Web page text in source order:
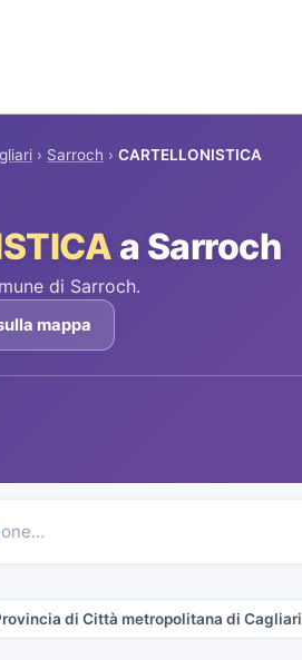
› Sarroch › CARTELLONISTICA
a Sarroch
di Sarroch.
mappa
di Città metropolitana di Cagliari